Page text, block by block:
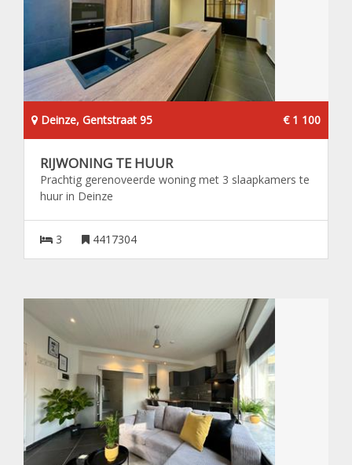
Deinze, Gentstraat 95 € 1 100
RIJWONING TE HUUR
Prachtig gerenoveerde woning met 3 slaapkamers te
huur in Deinze
3 4417304